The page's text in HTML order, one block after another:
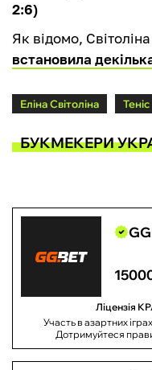
2:6)
Як відомо,
встановила
Еліна Світоліна Теніс
БУКМЕКЕРИ
Ліцензія
Участь в азартних
Дотримуйтеся